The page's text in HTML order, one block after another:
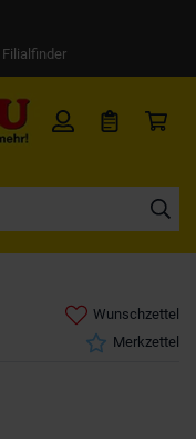
Filialfinder
Wunschzettel
Merkzettel